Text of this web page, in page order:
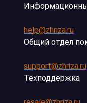
help@zhriza.ru
Общий отдел
support@zhriza.ru
Техподдержка